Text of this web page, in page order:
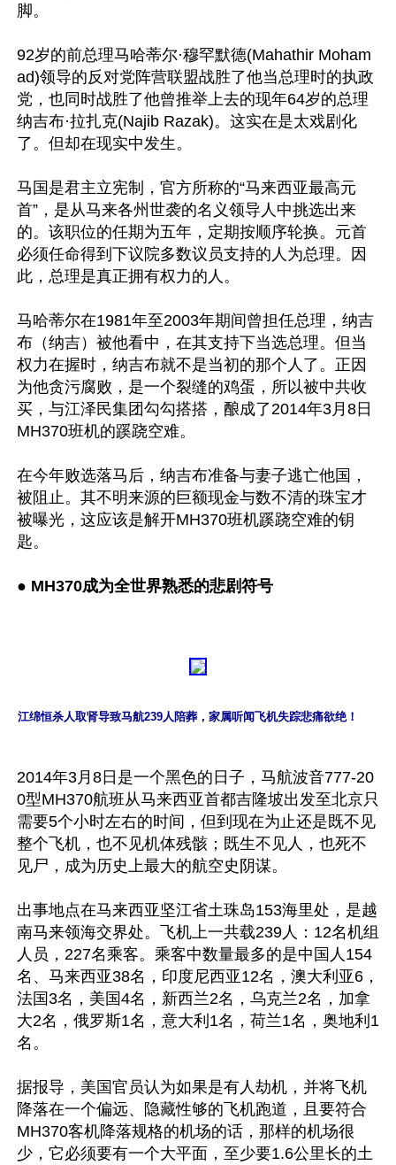
脚。
92岁的前总理马哈蒂尔·穆罕默德(Mahathir Moham
ad)领导的反对党阵营联盟战胜了他当总理时的执政
党，也同时战胜了他曾推举上去的现年64岁的总理
纳吉布·拉扎克(Najib Razak)。这实在是太戏剧化
了。但却在现实中发生。
马国是君主立宪制，官方所称的“马来西亚最高元
首”，是从马来各州世袭的名义领导人中挑选出来
的。该职位的任期为五年，定期按顺序轮换。元首
必须任命得到下议院多数议员支持的人为总理。因
此，总理是真正拥有权力的人。
马哈蒂尔在1981年至2003年期间曾担任总理，纳吉
布（纳吉）被他看中，在其支持下当选总理。但当
权力在握时，纳吉布就不是当初的那个人了。正因
为他贪污腐败，是一个裂缝的鸡蛋，所以被中共收
买，与江泽民集团勾勾搭搭，酿成了2014年3月8日
MH370班机的蹊跷空难。
在今年败选落马后，纳吉布准备与妻子逃亡他国，
被阻止。其不明来源的巨额现金与数不清的珠宝才
被曝光，这应该是解开MH370班机蹊跷空难的钥
匙。
● MH370成为全世界熟悉的悲剧符号
江绵恒杀人取肾导致马航239人陪葬，家属听闻飞机失踪悲痛欲绝！
2014年3月8日是一个黑色的日子，马航波音777-20
0型MH370航班从马来西亚首都吉隆坡出发至北京只
需要5个小时左右的时间，但到现在为止还是既不见
整个飞机，也不见机体残骸；既生不见人，也死不
见尸，成为历史上最大的航空史阴谋。
出事地点在马来西亚坚江省土珠岛153海里处，是越
南马来领海交界处。飞机上一共载239人：12名机组
人员，227名乘客。乘客中数量最多的是中国人154
名、马来西亚38名，印度尼西亚12名，澳大利亚6，
法国3名，美国4名，新西兰2名，乌克兰2名，加拿
大2名，俄罗斯1名，意大利1名，荷兰1名，奥地利1
名。
据报导，美国官员认为如果是有人劫机，并将飞机
降落在一个偏远、隐藏性够的飞机跑道，且要符合
MH370客机降落规格的机场的话，那样的机场很
少，它必须要有一个大平面，至少要1.6公里长的土